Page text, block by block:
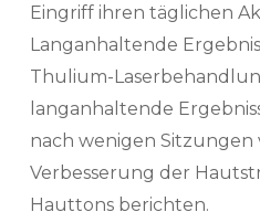
Eingriff ihren täglichen
Langanhaltende
Thulium-
langanhaltende
nach wenigen Sitzungen
Verbesserung der
Hauttons berichten.